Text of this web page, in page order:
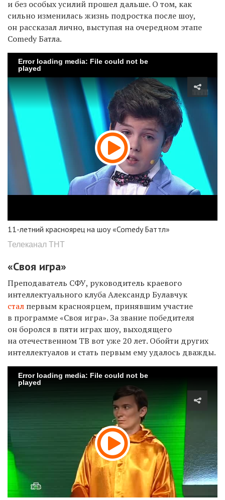
и без особых усилий прошел дальше. О том, как
сильно изменилась жизнь подростка после шоу,
он рассказал лично, выступая на очередном этапе
Comedy Батла.
Error loading media: File could not be
played
11-летний красноярец на шоу «Comedy Баттл»
Телеканал ТНТ
«Своя игра»
Преподаватель СФУ, руководитель краевого
интеллектуального клуба Александр Булавчук
стал первым красноярцем, принявшим участие
в программе «Своя игра». За звание победителя
он боролся в пяти играх шоу, выходящего
на отечественном ТВ вот уже 20 лет. Обойти других
интеллектуалов и стать первым ему удалось дважды.
Error loading media: File could not be
played